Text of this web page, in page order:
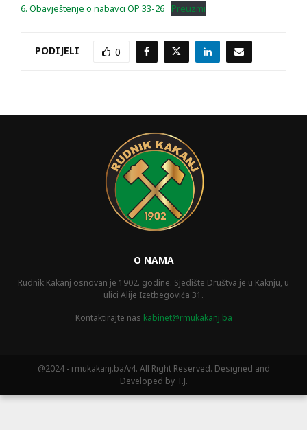
6. Obavještenje o nabavci OP 33-26 Preuzmi
PODIJELI 0
O NAMA
Rudnik Kakanj osnovan je 1902. godine. Sjedište Društva je u Kaknju, u
ulici Alije Izetbegovića 31.
Kontaktirajte nas kabinet@rmukakanj.ba
@2024 - rmukakanj.ba/v4. All Right Reserved. Designed and
Developed by T.J.